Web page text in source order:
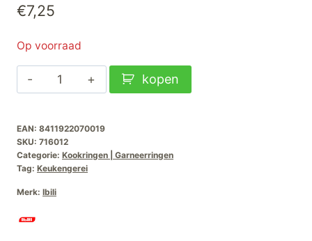
€7,25
Op voorraad
Uitsteker-
kookring
12x4.5cm
aantal
kopen
EAN: 8411922070019
SKU: 716012
Categorie: Kookringen | Garneerringen
Tag: Keukengerei
Merk: Ibili